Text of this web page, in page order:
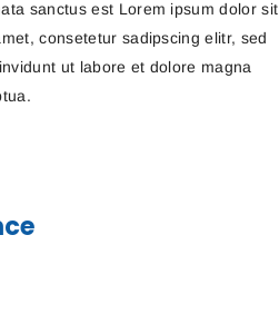
sanctus est Lorem ipsum dolor sit
consetetur sadipscing elitr, sed
ut labore et dolore magna